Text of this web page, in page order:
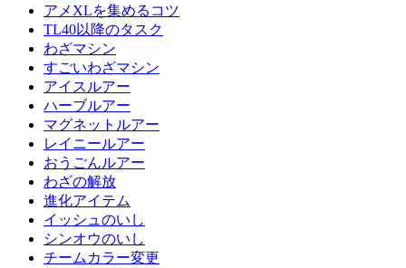
アメXLを集めるコツ
TL40以降のタスク
わざマシン
すごいわざマシン
アイスルアー
ハーブルアー
マグネットルアー
レイニールアー
おうごんルアー
わざの解放
進化アイテム
イッシュのいし
シンオウのいし
チームカラー変更